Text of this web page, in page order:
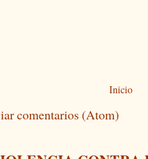
Inicio
comentarios (Atom)